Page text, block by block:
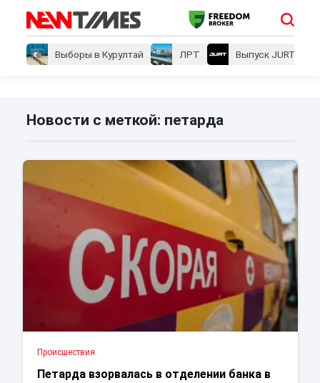
Выборы в Курултай ЛРТ Выпуск JURT
Новости с меткой: петарда
Проиcшествия
Петарда взорвалась в отделении банка в